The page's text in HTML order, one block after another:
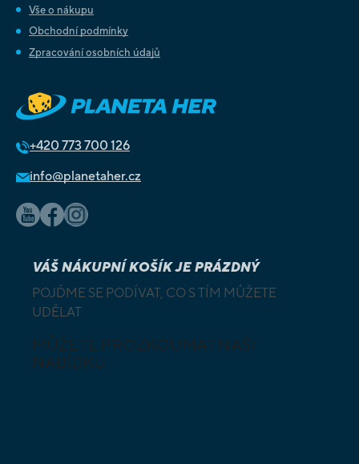
Vše o nákupu
Obchodní podmínky
Zpracování osobních údajů
+420 773 700 126
info@planetaher.cz
VÁŠ NÁKUPNÍ KOŠÍK JE PRÁZDNÝ
POJĎME SE PODÍVAT, CO S TÍM MŮŽETE
UDĚLAT
MŮŽETE PROZKOUMAT NAŠI
NABÍDKU